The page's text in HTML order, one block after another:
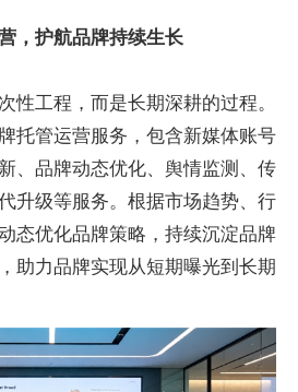
，护航品牌持续生长
性工程，而是长期深耕的过程。
托管运营服务，包含新媒体账号
、品牌动态优化、舆情监测、传
升级等服务。根据市场趋势、行
态优化品牌策略，持续沉淀品牌
助力品牌实现从短期曝光到长期